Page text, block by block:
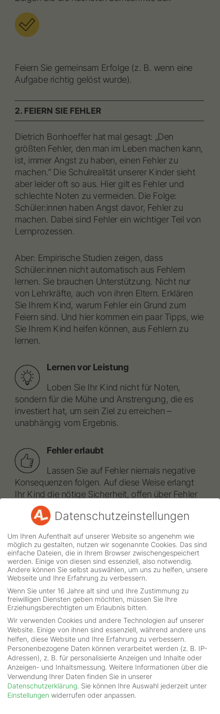
Feiern Sie gemeinsam Erfolge (z. B. wenn eine
Aufgabe richtig gelöst wurde).
2. FEIERN SIE FEHLER
Dietrich Bonhoeffer hat mal gesagt: „Den
größten Fehler, den man im Leben machen kann,
ist, immer Angst zu haben, einen Fehler zu
machen.“ Die Schulrealität unserer Kinder sieht
aber leider oft so aus. Hier gilt es Fehler und
schlechte Noten zu vermeiden. Die Folge:
Schüler:innen haben Angst davor, Fehler zu
machen. Dabei sind Fehler ein wichtiger Teil von
Lernprozessen.
Aber: Empirische Studien zeigen, dass
Schüler:innen nicht automatisch aus Fehlern
lernen. Sie brauchen Unterstützung. Nicht nur
von Lehrkräfte, auch von ihren Eltern. Erklären
Sie Ihrem Kind, warum Fehler ein Grund zum
Feiern sind. Und hier kommen ein paar Tipps, wie
Sie Ihrem Kind helfen können, aus Fehlern zu
lernen.
Lernen vor Leistung
Loben Sie Ihr Kind nicht für Noten,
sondern für die Mühe und Anstrengung, die es
investiert hat, um sein Ziel zu erreichen –
unabhängig vom Ergebnis.
Fehler erlaubt
Lassen Sie auf Fehler niemals negative
Konsequenzen folgen. Auf diese Weise erlangt
Ihr Kind die nötige Sicherheit, offen über Fehler
zu sprechen (und verfällt nicht in eine
Vermeidungsstrategie).
Taschentücher weg
Trösten Sie Ihr Kind nicht, wenn es
Fehler gemacht hat. So signalisieren Sie nur,
dass es tatsächlich schlimm ist, Fehler zu
machen. Zeigen Sie Verständnis – und dann wird
analysiert.
Detektivbrille auf
Bieten Sie Ihrem Kind an, Fehlern
gemeinsam auf die Schliche zu kommen.
Erklären Sie, dass Fehler Chancen sind, um
Wissenslücken aufzudecken.
Datenschutzeinstellungen
Um Ihren Aufenthalt auf unserer Website so angenehm wie
möglich zu gestalten, nutzen wir sogenannte Cookies. Das sind
einfache Dateien, die in Ihrem Browser zwischengespeichert
werden. Einige von diesen sind essenziell, also notwendig.
Andere können Sie selbst auswählen, um uns zu helfen, unsere
Webseite und Ihre Erfahrung zu verbessern.
Wenn Sie unter 16 Jahre alt sind und Ihre Zustimmung zu
freiwilligen Diensten geben möchten, müssen Sie Ihre
Erziehungsberechtigten um Erlaubnis bitten.
Wir verwenden Cookies und andere Technologien auf unserer
Website. Einige von ihnen sind essenziell, während andere uns
helfen, diese Website und Ihre Erfahrung zu verbessern.
Personenbezogene Daten können verarbeitet werden (z. B. IP-
Adressen), z. B. für personalisierte Anzeigen und Inhalte oder
Anzeigen- und Inhaltsmessung. Weitere Informationen über die
Verwendung Ihrer Daten finden Sie in unserer
Datenschutzerklärung. Sie können Ihre Auswahl jederzeit unter
Einstellungen widerrufen oder anpassen.